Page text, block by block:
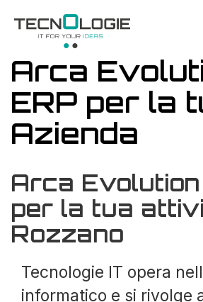
Arca
ERP per la
Azienda
Arca Evolution
per la tua
Rozzano
Tecnologie IT opera
informatico e si rivolge